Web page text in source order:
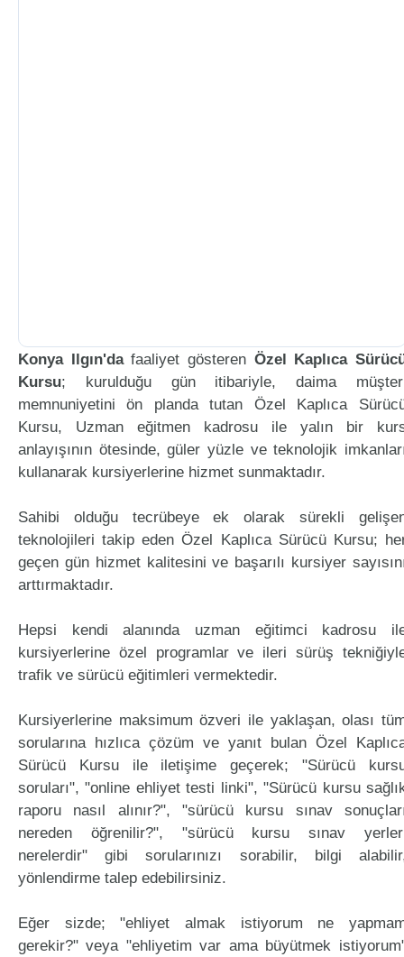
Konya Ilgın'dafaaliyet gösteren Özel Kaplıca
Kursu; kurulduğu gün itibariyle, daima
memnuniyetini ön planda tutan Özel Kaplıca
Kursu, Uzman eğitmen kadrosu ile yalın bir
anlayışının ötesinde, güler yüzle ve teknolojik
kullanarak kursiyerlerine hizmet sunmaktadır.
Sahibi olduğu tecrübeye ek olarak sürekli
teknolojileri takip eden Özel Kaplıca Sürücü Kursu;
geçen gün hizmet kalitesini ve başarılı kursiyer
arttırmaktadır.
Hepsi kendi alanında uzman eğitimci kadrosu
kursiyerlerine özel programlar ve ileri sürüş
trafik ve sürücü eğitimleri vermektedir.
Kursiyerlerine maksimum özveri ile yaklaşan, olası
sorularına hızlıca çözüm ve yanıt bulan Özel
Sürücü Kursu ile iletişime geçerek; "Sürücü
soruları", "online ehliyet testi linki", "Sürücü kursu
raporu nasıl alınır?", "sürücü kursu sınav
nereden öğrenilir?", "sürücü kursu sınav
nerelerdir" gibi sorularınızı sorabilir, bilgi
yönlendirme talep edebilirsiniz.
Eğer sizde; "ehliyet almak istiyorum ne
gerekir?" veya "ehliyetim var ama büyütmek